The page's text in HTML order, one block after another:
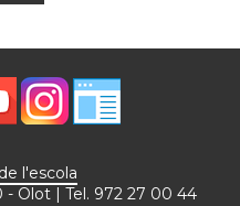
l'escola
- Olot | Tel. 972 27 00 44